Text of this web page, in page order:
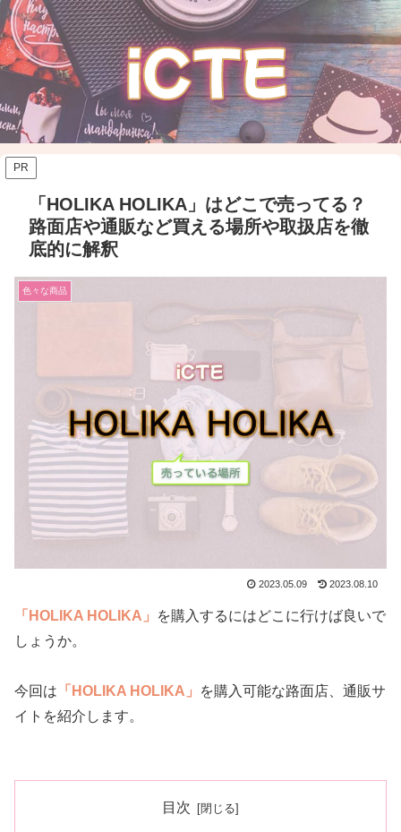
PR
「HOLIKA HOLIKA」はどこで売ってる？
路面店や通販など買える場所や取扱店を徹
底的に解釈
色々な商品
2023.05.09 2023.08.10
「HOLIKA HOLIKA」
を購入するにはどこに行けば良いで
しょうか。
今回は 「HOLIKA HOLIKA」
を購入可能な路面店、通販サ
イトを紹介します。
目次